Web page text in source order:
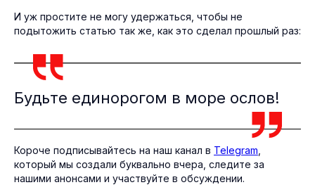
И уж простите не могу удержаться, чтобы не
подытожить статью так же, как это сделал прошлый раз:
Будьте единорогом в море ослов!
Короче подписывайтесь на наш канал в Telegram
который мы создали буквально вчера, следите за
нашими анонсами и участвуйте в обсуждении.